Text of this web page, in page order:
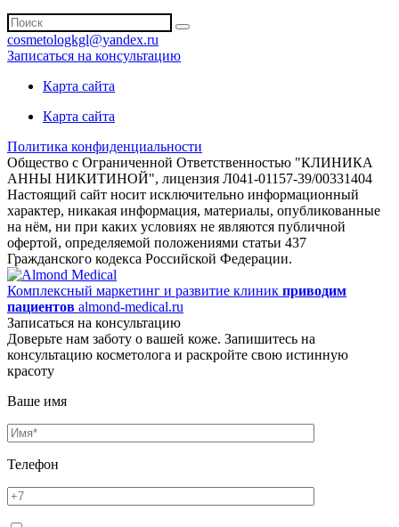
cosmetologkgl@yandex.ru
Записаться на консультацию
Карта сайта
Карта сайта
Политика конфиденциальности
Общество с Ограниченной Ответственностью "КЛИНИКА
АННЫ НИКИТИНОЙ", лицензия Л041-01157-39/00331404
Настоящий сайт носит исключительно информационный
характер, никакая информация, материалы, опубликованные
на нём, ни при каких условиях не являются публичной
офертой, определяемой положениями статьи 437
Гражданского кодекса Российской Федерации.
Комплексный маркетинг и развитие клиник приводим
пациентов almond-medical.ru
Записаться на консультацию
Доверьте нам заботу о вашей коже. Запишитесь на
консультацию косметолога и раскройте свою истинную
красоту
Ваше имя
Телефон